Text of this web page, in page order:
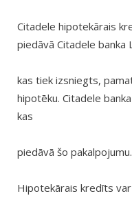
Citadele hipotekārais
piedāvā Citadele banka
kas tiek izsniegts,
hipotēku. Citadele
kas
piedāvā šo pakalpojumu.
Hipotekārais kredīts